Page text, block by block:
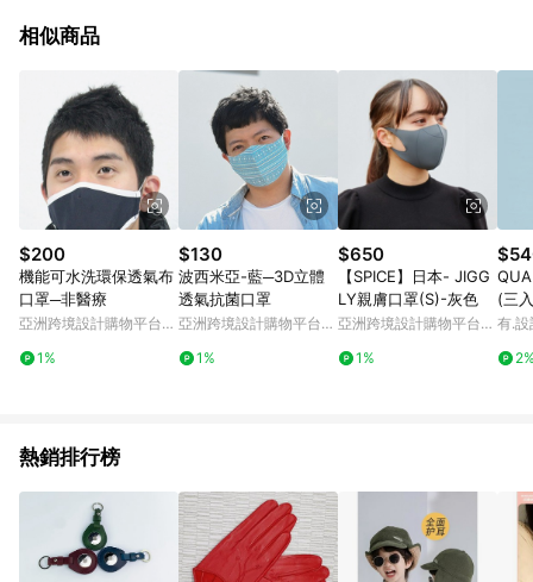
的購回饋活動享Yahoo超贈點回饋者 - 購物中心商店之商品：商
3. 訂單回饋金額將扣除運費/購物金/超贈點/福利金/紅利折抵/折
價券等虛擬貨幣折抵 4. 大宗採購或批發轉賣不具回饋資格： 如
有相關事證認定您為大宗採購、批發轉賣而非最終消費使用者，
相關認定以Yahoo購物中心之認定為準
相似商品
$200
機能可水洗環保透氣布
口罩─非醫療
亞洲跨境設計購物平台
1%
$130
波西米亞-藍─3D立體
透氣抗菌口罩
亞洲跨境設計購物平台
1%
$650
【SPICE】日本- JIGG
LY親膚口罩(S)-灰色
亞洲跨境設計購物平台
1%
(三
有.
熱銷排行榜